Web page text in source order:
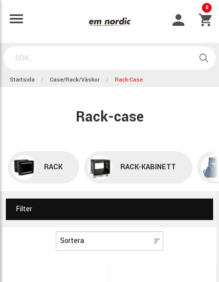
0
Startsida Case/Rack/Väskor Rack-Case
Rack-case
RACK RACK-KABINETT
Filter